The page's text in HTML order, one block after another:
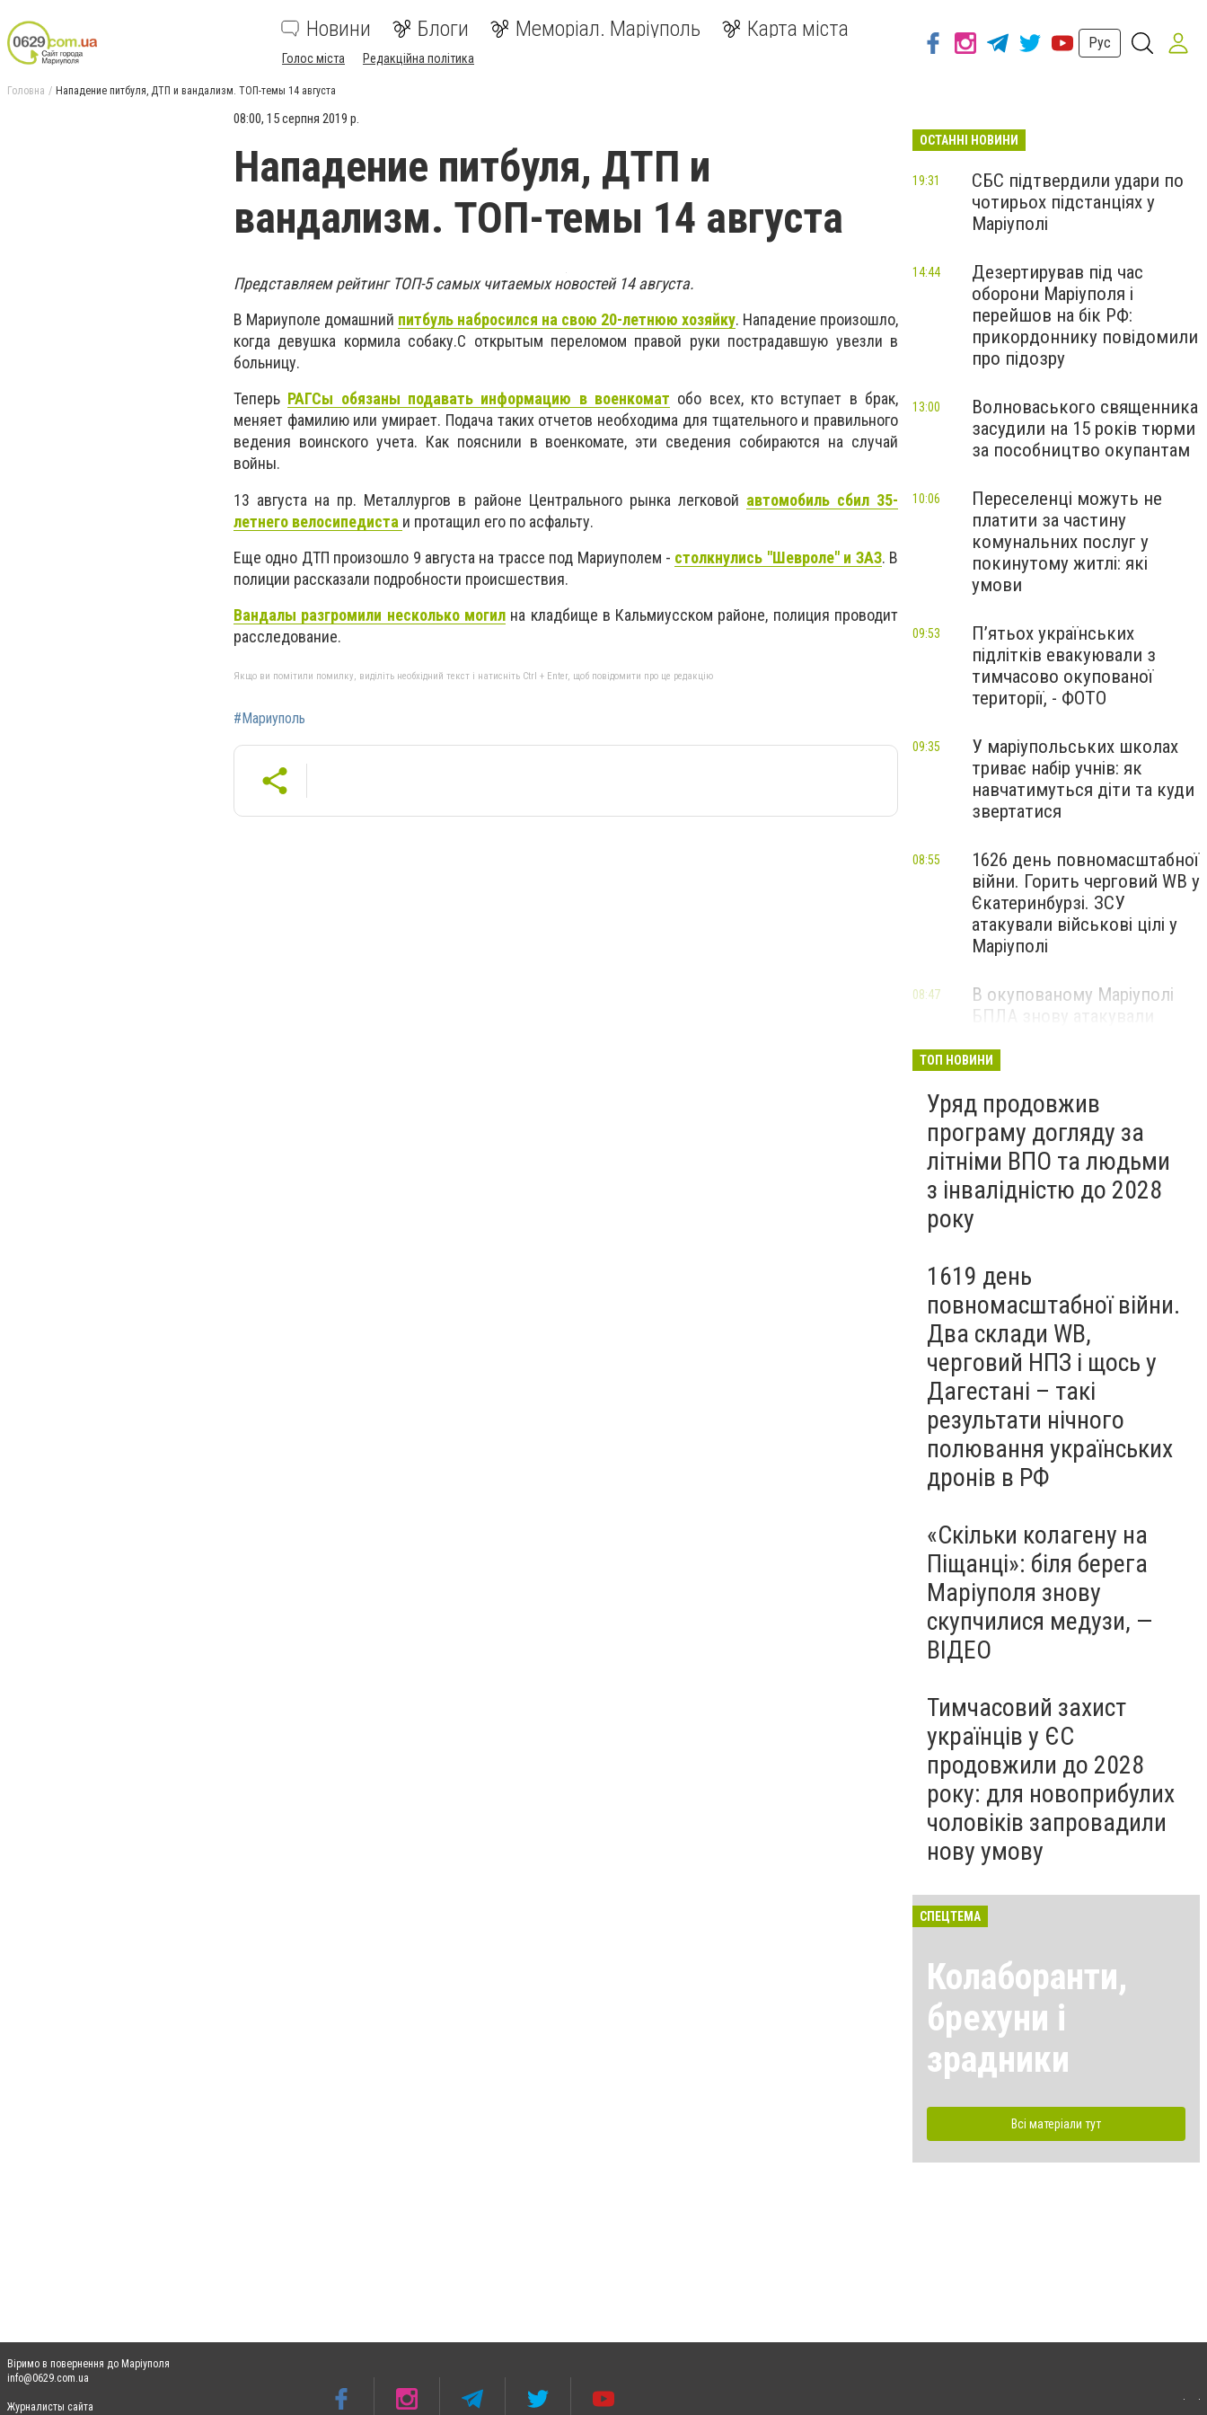
Новини Блоги Меморіал. Маріуполь Карта міста
Голос міста Редакційна політика
Рус
Головна Нападение питбуля, ДТП и вандализм. ТОП-темы 14 августа
08:00, 15 серпня 2019 р.
Нападение питбуля, ДТП и
вандализм. ТОП-темы 14 августа
Представляем рейтинг ТОП-5 самых читаемых новостей 14 августа.
В Мариуполе домашний питбуль набросился на свою 20-летнюю хозяйку. Нападение произошло,
когда девушка кормила собаку.С открытым переломом правой руки пострадавшую увезли в
больницу.
Теперь РАГСы обязаны подавать информацию в военкомат обо всех, кто вступает в брак,
меняет фамилию или умирает. Подача таких отчетов необходима для тщательного и правильного
ведения воинского учета. Как пояснили в военкомате, эти сведения собираются на случай
войны.
13 августа на пр. Металлургов в районе Центрального рынка легковой автомобиль сбил 35-
летнего велосипедиста и протащил его по асфальту.
Еще одно ДТП произошло 9 августа на трассе под Мариуполем - столкнулись "Шевроле" и ЗАЗ. В
полиции рассказали подробности происшествия.
Вандалы разгромили несколько могилна кладбище в Кальмиусском районе, полиция проводит
расследование.
Якщо ви помітили помилку, виділіть необхідний текст і натисніть Ctrl + Enter, щоб повідомити про це редакцію
#Мариуполь
ОСТАННІ НОВИНИ
СБС підтвердили удари по
чотирьох підстанціях у
Маріуполі
19:31
Дезертирував під час
оборони Маріуполя і
перейшов на бік РФ:
прикордоннику повідомили
про підозру
14:44
Волноваського священника
засудили на 15 років тюрми
за пособництво окупантам
13:00
Переселенці можуть не
платити за частину
комунальних послуг у
покинутому житлі: які
умови
10:06
П’ятьох українських
підлітків евакуювали з
тимчасово окупованої
території, - ФОТО
09:53
У маріупольських школах
триває набір учнів: як
навчатимуться діти та куди
звертатися
09:35
1626 день повномасштабної
війни. Горить черговий WB у
Єкатеринбурзі. ЗСУ
атакували військові цілі у
Маріуполі
08:55
В окупованому Маріуполі
БПЛА знову атакували
— ВІДЕО
08:47
ТОП НОВИНИ
Уряд продовжив
програму догляду за
літніми ВПО та людьми
з інвалідністю до 2028
року
1619 день
повномасштабної війни.
Два склади WB,
черговий НПЗ і щось у
Дагестані – такі
результати нічного
полювання українських
дронів в РФ
«Скільки колагену на
Піщанці»: біля берега
Маріуполя знову
скупчилися медузи, —
ВІДЕО
Тимчасовий захист
українців у ЄС
продовжили до 2028
року: для новоприбулих
чоловіків запровадили
нову умову
СПЕЦТЕМА
Колаборанти,
брехуни і
зрадники
Всі матеріали тут
Віримо в повернення до Маріуполя
info@0629.com.ua
Журналисты сайта